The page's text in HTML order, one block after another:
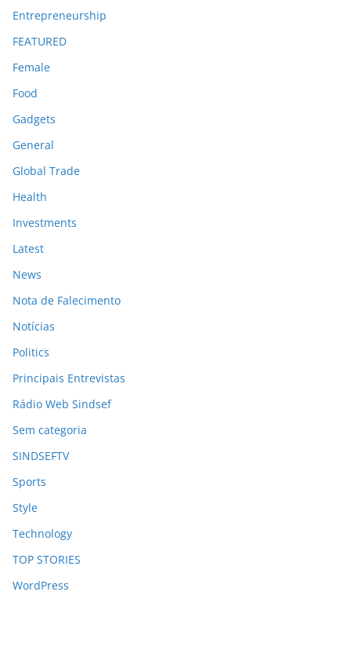
Entrepreneurship
FEATURED
Female
Food
Gadgets
General
Global Trade
Health
Investments
Latest
News
Nota de Falecimento
Notícias
Politics
Principais Entrevistas
Rádio Web Sindsef
Sem categoria
SINDSEFTV
Sports
Style
Technology
TOP STORIES
WordPress